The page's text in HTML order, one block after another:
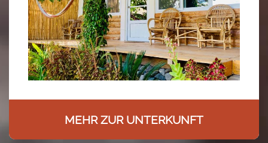
MEHR ZUR UNTERKUNFT